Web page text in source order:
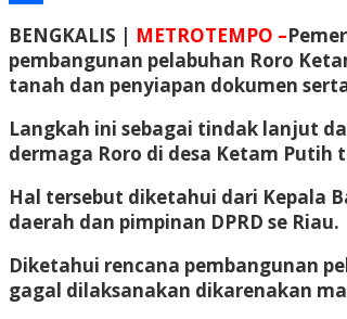
BENGKALIS | METROTEMPO –
pembangunan pelabuhan Roro
tanah dan penyiapan dokumen
Langkah ini sebagai tindak lanjut
dermaga Roro di desa Ketam Putih
Hal tersebut diketahui dari Kepala
daerah dan pimpinan DPRD se Riau.
Diketahui rencana pembangunan
gagal dilaksanakan dikarenakan